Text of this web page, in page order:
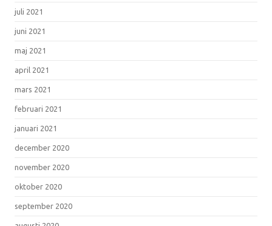
juli 2021
juni 2021
maj 2021
april 2021
mars 2021
februari 2021
januari 2021
december 2020
november 2020
oktober 2020
september 2020